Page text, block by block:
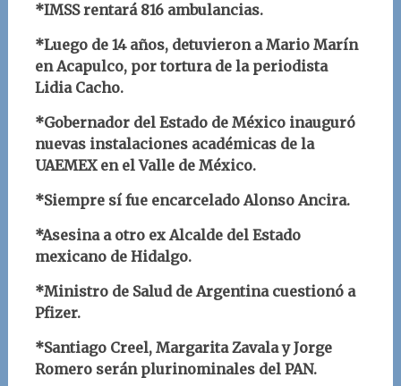
*IMSS rentará 816 ambulancias.
*Luego de 14 años, detuvieron a Mario Marín
en Acapulco, por tortura de la periodista
Lidia Cacho.
*Gobernador del Estado de México inauguró
nuevas instalaciones académicas de la
UAEMEX en el Valle de México.
*Siempre sí fue encarcelado Alonso Ancira.
*Asesina a otro ex Alcalde del Estado
mexicano de Hidalgo.
*Ministro de Salud de Argentina cuestionó a
Pfizer.
*Santiago Creel, Margarita Zavala y Jorge
Romero serán plurinominales del PAN.